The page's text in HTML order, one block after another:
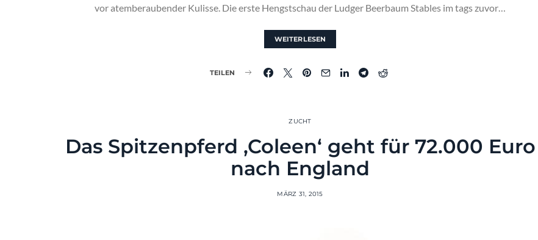
vor atemberaubender Kulisse. Die erste Hengstschau der Ludger Beerbaum Stables im tags zuvor…
WEITERLESEN
TEILEN
ZUCHT
Das Spitzenpferd ‚Coleen‘ geht für 72.000 Euro
nach England
MÄRZ 31, 2015